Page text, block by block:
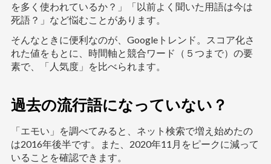
を多く使われているか？」「以前よく聞いた用語は今は
死語？」など悩むことがあります。
そんなときに便利なのが、Googleトレンド。スコア化さ
れた値をもとに、時間軸と競合ワード（５つまで）の要
素で、「人気度」を比べられます。
過去の流行語になっていない？
「エモい」を調べてみると、ネット検索で増え始めたの
は2016年後半です。また、2020年11月をピークに減って
いることを確認できます。